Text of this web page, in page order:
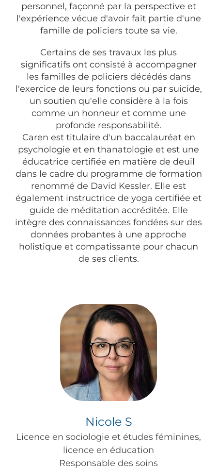
personnel, façonné par la perspective et
l'expérience vécue d'avoir fait partie d'une
famille de policiers toute sa vie.
Certains de ses travaux les plus
significatifs ont consisté à accompagner
les familles de policiers décédés dans
l'exercice de leurs fonctions ou par suicide,
un soutien qu'elle considère à la fois
comme un honneur et comme une
profonde responsabilité.
Caren est titulaire d'un baccalauréat en
psychologie et en thanatologie et est une
éducatrice certifiée en matière de deuil
dans le cadre du programme de formation
renommé de David Kessler. Elle est
également instructrice de yoga certifiée et
guide de méditation accréditée. Elle
intègre des connaissances fondées sur des
données probantes à une approche
holistique et compatissante pour chacun
de ses clients.
Nicole S
Licence en sociologie et études féminines,
licence en éducation
Responsable des soins